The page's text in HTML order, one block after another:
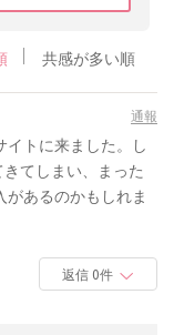
共感が多い順
通報
トに来ました。し
てしまい、まった
あるのかもしれま
返信 0件